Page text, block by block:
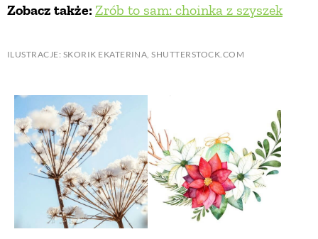
Zobacz także: Zrób to sam: choinka z szyszek
ILUSTRACJE: SKORIK EKATERINA, SHUTTERSTOCK.COM